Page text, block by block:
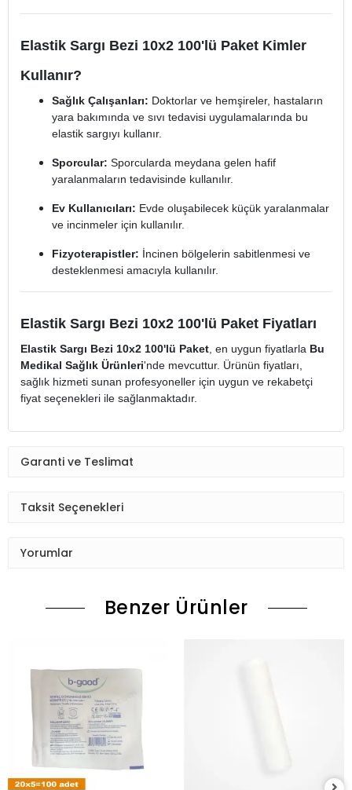
Elastik Sargı Bezi 10x2 100'lü Paket Kimler
Kullanır?
Sağlık Çalışanları: Doktorlar ve hemşireler, hastaların
yara bakımında ve sıvı tedavisi uygulamalarında bu
elastik sargıyı kullanır.
Sporcular: Sporcularda meydana gelen hafif
yaralanmaların tedavisinde kullanılır.
Ev Kullanıcıları: Evde oluşabilecek küçük yaralanmalar
ve incinmeler için kullanılır.
Fizyoterapistler: İncinen bölgelerin sabitlenmesi ve
desteklenmesi amacıyla kullanılır.
Elastik Sargı Bezi 10x2 100'lü Paket Fiyatları
Elastik Sargı Bezi 10x2 100'lü Paket, en uygun fiyatlarla Bu
Medikal Sağlık Ürünleri'nde mevcuttur. Ürünün fiyatları,
sağlık hizmeti sunan profesyoneller için uygun ve rekabetçi
fiyat seçenekleri ile sağlanmaktadır.
Garanti ve Teslimat
Taksit Seçenekleri
Yorumlar
Benzer Ürünler